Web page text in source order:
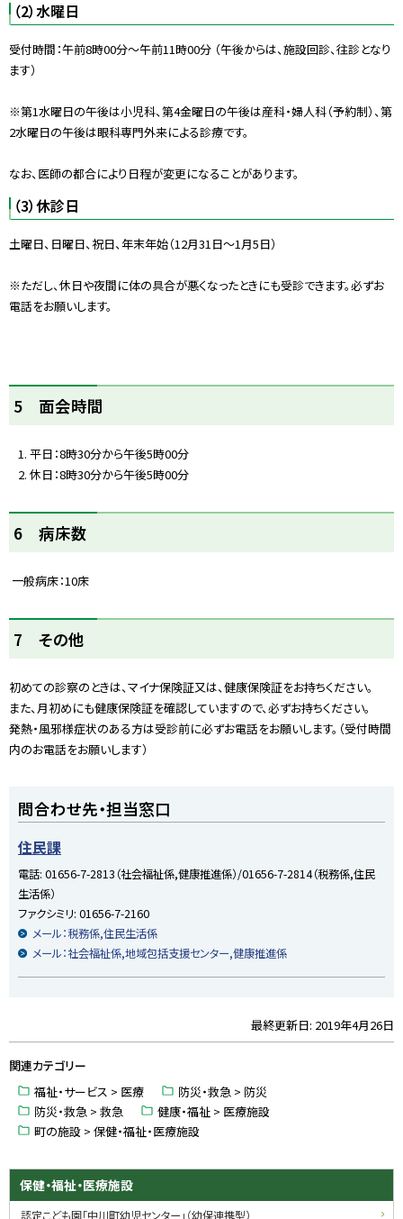
（2）水曜日
受付時間：午前8時00分〜午前11時00分 （午後からは、施設回診、往診となり
ます）
※第1水曜日の午後は小児科、第4金曜日の午後は産科・婦人科（予約制）、第
2水曜日の午後は眼科専門外来による診療です。
なお、医師の都合により日程が変更になることがあります。
（3）休診日
土曜日、日曜日、祝日、年末年始（12月31日〜1月5日）
※ただし、休日や夜間に体の具合が悪くなったときにも受診できます。必ずお
電話をお願いします。
ッ
に
戻
5 面会時間
平日：8時30分から午後5時00分
休日：8時30分から午後5時00分
ッ
に
6 病床数
一般病床：10床
ッ
に
戻
る
7 その他
初めての診察のときは、マイナ保険証又は、健康保険証をお持ちください。
また、月初めにも健康保険証を確認していますので、必ずお持ちください。
発熱・風邪様症状のある方は受診前に必ずお電話をお願いします。（受付時間
内のお電話をお願いします）
に
戻
る
問合わせ先・担当窓口
住民課
電話: 01656-7-2813（社会福祉係,健康推進係）/01656-7-2814（税務係,住民
生活係）
ファクシミリ: 01656-7-2160
メール：税務係,住民生活係
メール：社会福祉係,地域包括支援センター,健康推進係
ッ
プ
に
戻
る
最終更新日: 2019年4月26日
関連カテゴリー
福祉・サービス > 医療
防災・救急 > 防災
防災・救急 > 救急
健康・福祉 > 医療施設
町の施設 > 保健・福祉・医療施設
サ
イ
保健・福祉・医療施設
認定こども園「中川町幼児センター」（幼保連携型）